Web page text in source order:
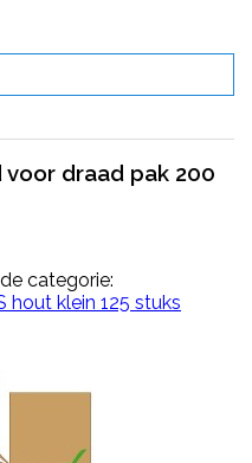
voor draad pak 200
categorie: